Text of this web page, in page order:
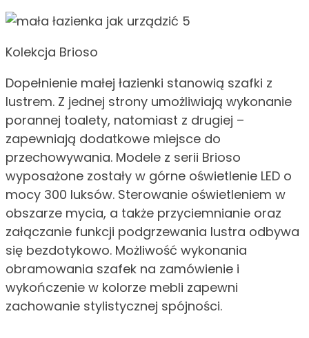
Kolekcja Brioso
Dopełnienie małej łazienki stanowią szafki z
lustrem. Z jednej strony umożliwiają wykonanie
porannej toalety, natomiast z drugiej –
zapewniają dodatkowe miejsce do
przechowywania. Modele z serii Brioso
wyposażone zostały w górne oświetlenie LED o
mocy 300 luksów. Sterowanie oświetleniem w
obszarze mycia, a także przyciemnianie oraz
załączanie funkcji podgrzewania lustra odbywa
się bezdotykowo. Możliwość wykonania
obramowania szafek na zamówienie i
wykończenie w kolorze mebli zapewni
zachowanie stylistycznej spójności.